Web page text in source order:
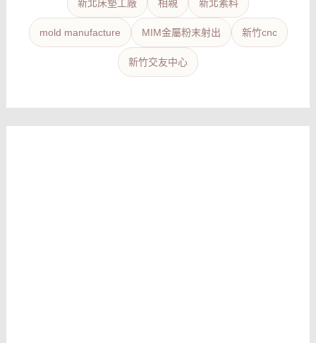
新北床墊工廠 相親 新北素料
mold manufacture MIM金屬粉末射出 新竹cnc
新竹交友中心